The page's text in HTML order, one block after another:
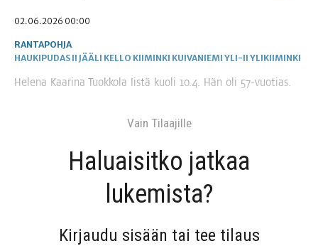
02.06.2026 00:00
RANTAPOHJA
HAUKIPUDAS II JÄÄLI KELLO KIIMINKI KUIVANIEMI YLI-II YLIKIIMINKI
Hele­na Kaa­ri­na Tuok­ko­la Iis­tä kuo­li 10.4. Hän oli 57-vuotias.
Vain Tilaa­jil­le
Haluai­sit­ko jat­kaa
lukemista?
Kir­jau­du sisään tai tee tilaus